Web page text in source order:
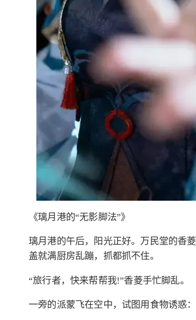
《璃月港的“无影脚法”》
璃月港的午后，阳光正好。万民堂的香
盖就满厨房乱蹦，抓都抓不住。
“旅行者，快来帮帮我!”香菱手忙脚乱。
一旁的派蒙飞在空中，试图用食物诱惑